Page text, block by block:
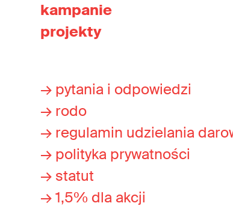
kampanie
projekty
→ pytania i odpowiedzi
→ rodo
→ regulamin udzielania
→ polityka prywatności
→ statut
→ 1,5% dla akcji